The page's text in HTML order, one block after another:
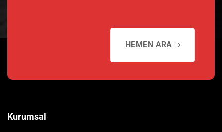
HEMEN ARA
Kurumsal